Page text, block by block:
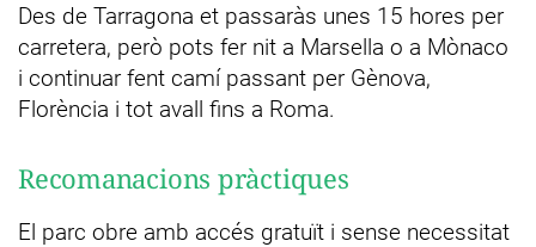
Des de Tarragona et passaràs unes 15 hores per
carretera, però pots fer nit a Marsella o a Mònaco
i continuar fent camí passant per Gènova,
Florència i tot avall fins a Roma.
Recomanacions pràctiques
El parc obre amb accés gratuït i sense necessitat